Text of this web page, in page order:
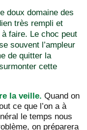
doux domaine des
très rempli et
faire. Le choc peut
souvent l’ampleur
de quitter la
cette
la veille. Quand on
ce que l’on a à
le temps nous
on préparera